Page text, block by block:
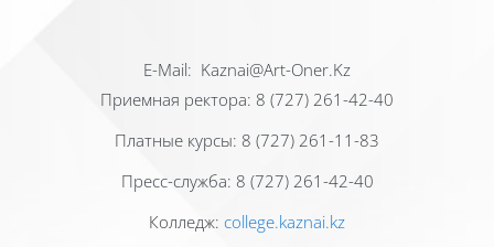
Е-Mail: Kaznai@Art-Oner.Kz
Приемная ректора: 8 (727) 261-42-40
Платные курсы: 8 (727) 261-11-83
Пресс-служба: 8 (727) 261-42-40
Колледж: college.kaznai.kz